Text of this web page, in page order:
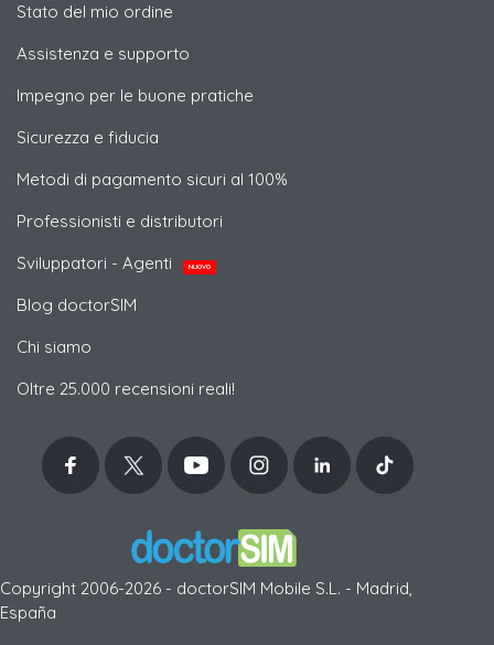
Stato del mio ordine
Assistenza e supporto
Impegno per le buone pratiche
Sicurezza e fiducia
Metodi di pagamento sicuri al 100%
Professionisti e distributori
Sviluppatori - Agenti
NUOVO
Blog doctorSIM
Chi siamo
Oltre 25.000 recensioni reali!
Copyright 2006-2026 - doctorSIM Mobile S.L. - Madrid,
España